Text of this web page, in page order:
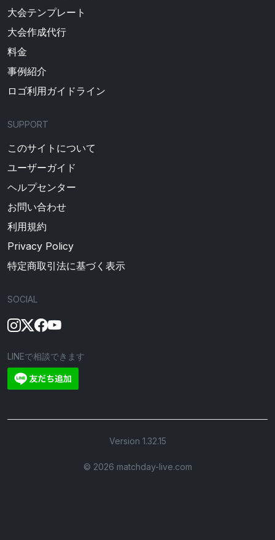
大会テンプレート
大会作成代行
料金
事例紹介
ロゴ利用ガイドライン
SUPPORT
このサイトについて
ユーザーガイド
ヘルプセンター
お問い合わせ
利用規約
Privacy Policy
特定商取引法に基づく表示
SOCIAL
LINEで相談できます
Version 1.32.15
©︎ 2026 matchday-live.com